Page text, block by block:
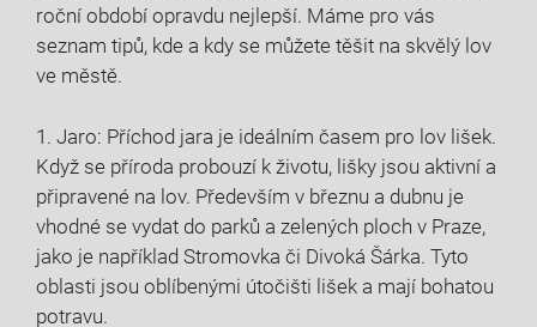
roční období opravdu nejlepší. Máme pro vás
seznam tipů, kde a kdy se můžete těšit na skvělý lov
ve městě.
1. Jaro: Příchod jara je ideálním časem pro lov lišek.
Když se příroda probouzí k životu, lišky jsou aktivní a
připravené na lov. Především v březnu a dubnu je
vhodné se vydat do parků a zelených ploch v Praze,
jako je například Stromovka či Divoká Šárka. Tyto
oblasti jsou oblíbenými útočišti lišek a mají bohatou
potravu.